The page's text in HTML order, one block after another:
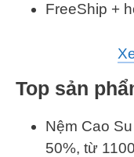
FreeShip +
Top sản
Nệm Cao
50%, từ